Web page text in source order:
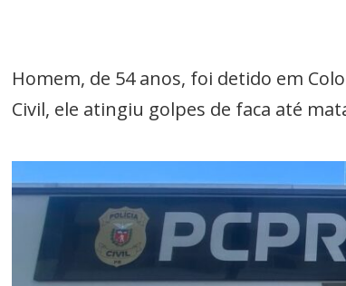
Homem, de 54 anos, foi detido em
Civil, ele atingiu golpes de faca até